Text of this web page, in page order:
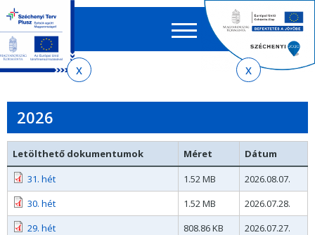
almenühöz
tartalomra
oldaltérképre
EN HU
űrlap
2026
Letölthető dokumentumok Méret
Dátum
31. hét
1.52 MB
2026.08.07.
30. hét
1.52 MB
2026.07.28.
29. hét
808.86 KB
2026.07.27.